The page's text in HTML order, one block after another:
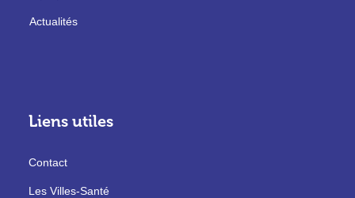
Actualités
Liens utiles
Contact
Les Villes-Santé